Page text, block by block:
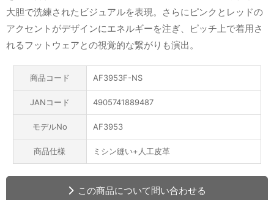
大胆で洗練されたビジュアルを表現。さらにピンクとレッドの
アクセントがデザインにエネルギーを注ぎ、ピッチ上で着用さ
れるフットウェアとの視覚的な繋がりも演出。
商品コード AF3953F-NS
JANコード 4905741889487
モデルNo AF3953
商品仕様 ミシン縫い+人工皮革
この商品について問い合わせる